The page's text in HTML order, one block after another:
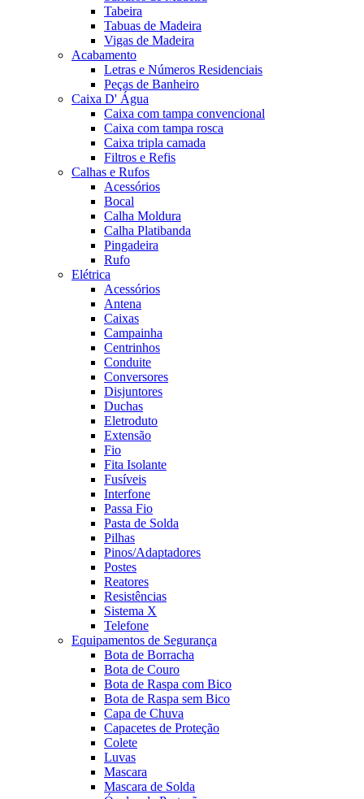
Tabeira
Tabuas de Madeira
Vigas de Madeira
Acabamento
Letras e Números Residenciais
Peças de Banheiro
Caixa D' Água
Caixa com tampa convencional
Caixa com tampa rosca
Caixa tripla camada
Filtros e Refis
Calhas e Rufos
Acessórios
Bocal
Calha Moldura
Calha Platibanda
Pingadeira
Rufo
Elétrica
Acessórios
Antena
Caixas
Campainha
Centrinhos
Conduite
Conversores
Disjuntores
Duchas
Eletroduto
Extensão
Fio
Fita Isolante
Fusíveis
Interfone
Passa Fio
Pasta de Solda
Pilhas
Pinos/Adaptadores
Postes
Reatores
Resistências
Sistema X
Telefone
Equipamentos de Segurança
Bota de Borracha
Bota de Couro
Bota de Raspa com Bico
Bota de Raspa sem Bico
Capa de Chuva
Capacetes de Proteção
Colete
Luvas
Mascara
Mascara de Solda